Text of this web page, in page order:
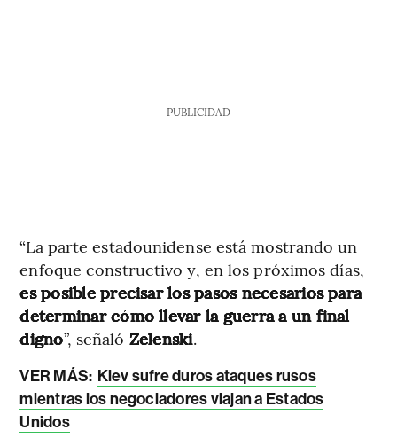
PUBLICIDAD
“La parte estadounidense está mostrando un
enfoque constructivo y, en los próximos días,
es posible precisar los pasos necesarios para
determinar cómo llevar la guerra a un final
digno”, señaló Zelenski.
VER MÁS: Kiev sufre duros ataques rusos
mientras los negociadores viajan a Estados
Unidos